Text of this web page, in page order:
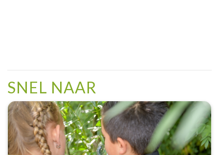
SNEL NAAR